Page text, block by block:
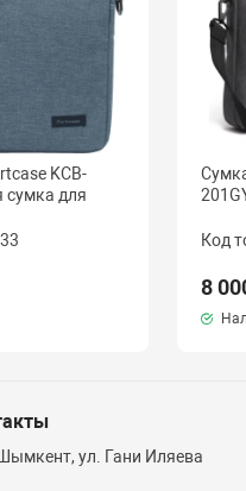
KCB-
сумка для
Код
8
ул. Гани Иляева